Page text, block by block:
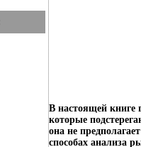
В настоящей книге
которые
она не
способах анализа